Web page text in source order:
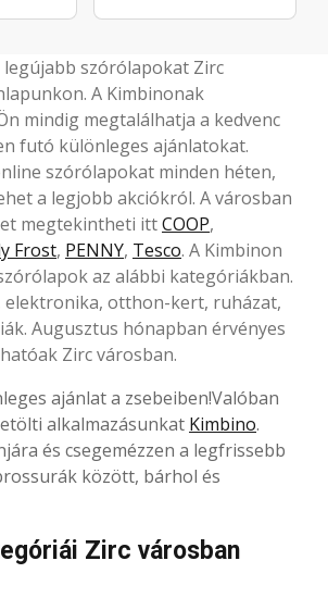
szórólapokat Zirc
A Kimbinonak
mindig megtalálhatja a kedvenc
futó különleges ajánlatokat.
szórólapokat minden héten,
a legjobb akciókról. A városban
megtekintheti ittCOOP,
Frost, PENNY, Tesco. A Kimbinon
az alábbi kategóriákban.
elektronika, otthon-kert, ruházat,
Augusztus hónapban érvényes
Zirc városban.
ajánlat a zsebeiben!Valóban
alkalmazásunkat Kimbino.
és csegemézzen a legfrissebb
között, bárhol és
Zirc városban